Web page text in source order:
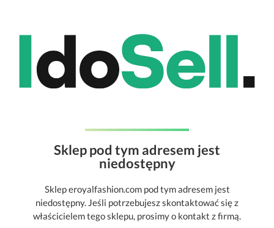
Sklep pod tym adresem jest
niedostępny
Sklep eroyalfashion.com pod tym adresem jest
niedostępny. Jeśli potrzebujesz skontaktować się z
właścicielem tego sklepu, prosimy o kontakt z firmą.